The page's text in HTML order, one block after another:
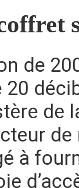
de
de
à